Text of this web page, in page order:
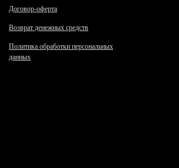
Договор-оферта
Возврат денежных средств
Политика обработки персональных
данных